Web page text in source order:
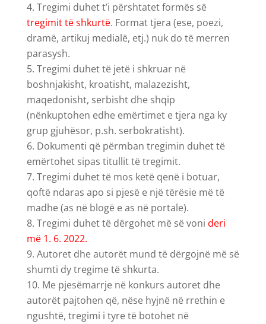
Tregimi duhet t’i përshtatet formës së
tregimit të shkurtë. Format tjera (ese, poezi,
dramë, artikuj medialë, etj.) nuk do të merren
parasysh.
Tregimi duhet të jetë i shkruar në
boshnjakisht, kroatisht, malazezisht,
maqedonisht, serbisht dhe shqip
(nënkuptohen edhe emërtimet e tjera nga ky
grup gjuhësor, p.sh. serbokratisht).
Dokumenti që përmban tregimin duhet të
emërtohet sipas titullit të tregimit.
Tregimi duhet të mos ketë qenë i botuar,
qoftë ndaras apo si pjesë e një tërësie më të
madhe (as në blogë e as në portale).
Tregimi duhet të dërgohet më së voni deri
më 1. 6. 2022.
Autoret dhe autorët mund të dërgojnë më së
shumti dy tregime të shkurta.
Me pjesëmarrje në konkurs autoret dhe
autorët pajtohen që, nëse hyjnë në rrethin e
ngushtë, tregimi i tyre të botohet në